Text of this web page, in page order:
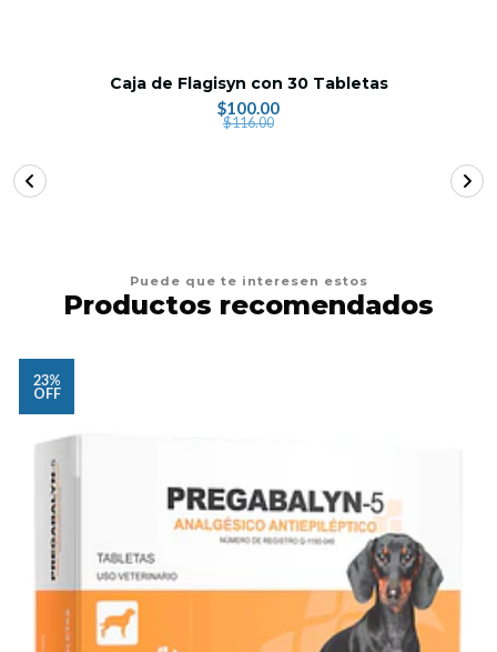
Caja de Flagisyn con 30 Tabletas
$100.00
$116.00
Puede que te interesen estos
Productos recomendados
23%
OFF